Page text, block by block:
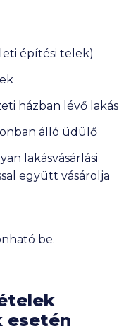
építési telek)
házban lévő lakás
álló üdülő
lakásvásárlási
együtt vásárolja
be.
esetén